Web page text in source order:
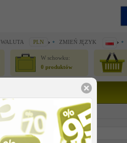
WALUTA PLN ZMIEŃ JĘZYK
W schowku:
0 produktów
20mm swiftachm pp-d.green